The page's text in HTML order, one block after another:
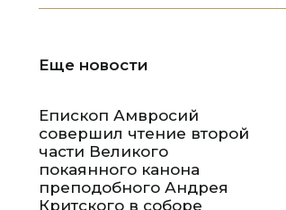
Еще новости
Епископ Амвросий
совершил чтение второй
части Великого
покаянного канона
преподобного Андрея
Критского в соборе